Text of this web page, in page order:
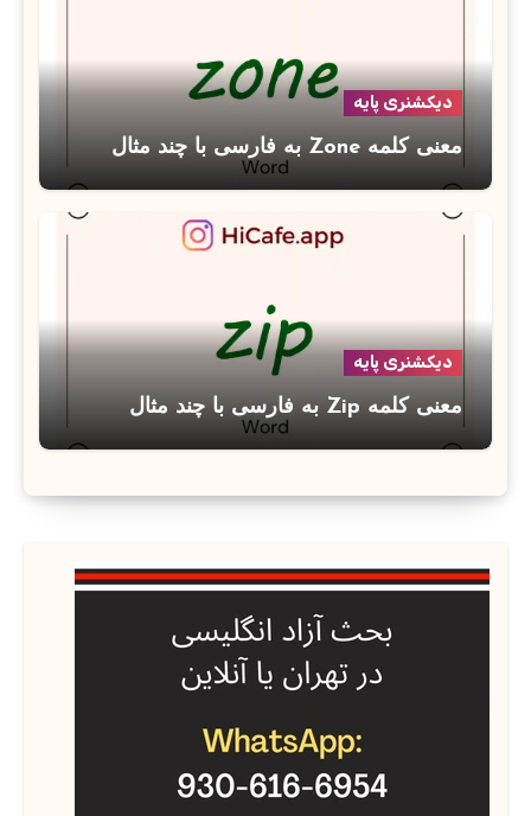
دیکشنری پایه
معنی کلمه Zone به فارسی با چند مثال
دیکشنری پایه
معنی کلمه Zip به فارسی با چند مثال